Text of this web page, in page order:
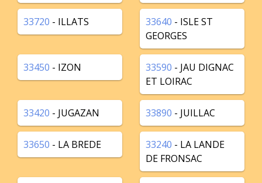
33720 - ILLATS 33640 - ISLE ST
GEORGES
33450 - IZON 33590 - JAU DIGNAC
ET LOIRAC
33420 - JUGAZAN 33890 - JUILLAC
33650 - LA BREDE 33240 - LA LANDE
DE FRONSAC